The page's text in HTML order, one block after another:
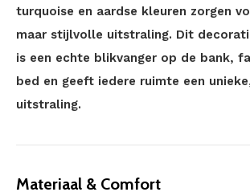
turquoise en aardse kleuren zorgen
maar stijlvolle uitstraling. Dit
is een echte blikvanger op de bank,
bed en geeft iedere ruimte een
uitstraling.
Materiaal & Comfort